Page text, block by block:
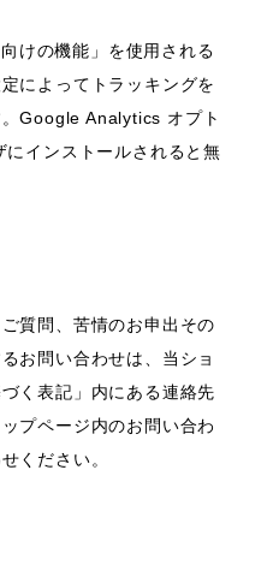
けの機能」を使用される
によってトラッキングを
Google Analytics オプト
インストールされると無
質問、苦情のお申出その
お問い合わせは、当ショ
く表記」内にある連絡先
プページ内のお問い合わ
ください。